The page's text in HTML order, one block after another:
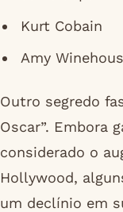
Kurt Cobain
Amy
Outro segredo
Oscar”. Embora
considerado o
Hollywood,
um declínio em